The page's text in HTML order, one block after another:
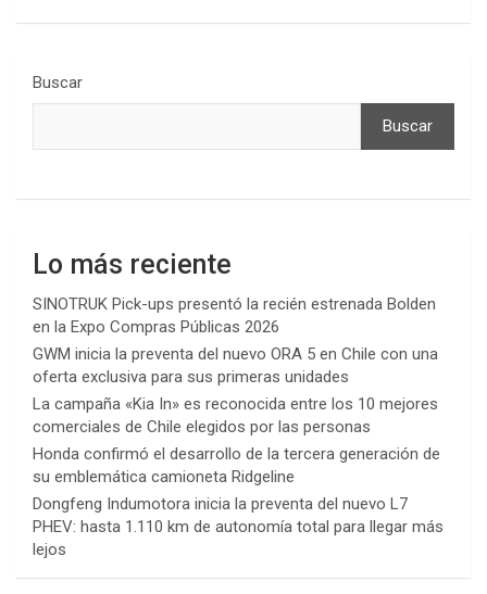
Buscar
Buscar
Lo más reciente
SINOTRUK Pick-ups presentó la recién estrenada Bolden
en la Expo Compras Públicas 2026
GWM inicia la preventa del nuevo ORA 5 en Chile con una
oferta exclusiva para sus primeras unidades
La campaña «Kia In» es reconocida entre los 10 mejores
comerciales de Chile elegidos por las personas
Honda confirmó el desarrollo de la tercera generación de
su emblemática camioneta Ridgeline
Dongfeng Indumotora inicia la preventa del nuevo L7
PHEV: hasta 1.110 km de autonomía total para llegar más
lejos